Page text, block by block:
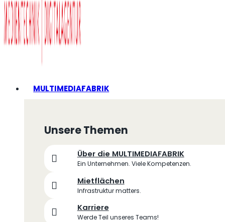
MULTIMEDIAFABRIK
Unsere Themen
Über die MULTIMEDIAFABRIK
Ein Unternehmen. Viele Kompetenzen.
Mietflächen
Infrastruktur matters.
Karriere
Werde Teil unseres Teams!